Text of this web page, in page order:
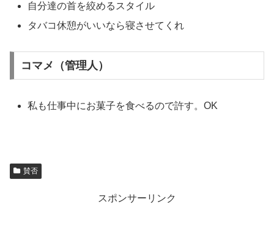
自分達の首を絞めるスタイル
タバコ休憩がいいなら寝させてくれ
コマメ（管理人）
私も仕事中にお菓子を食べるので許す。OK
賛否
スポンサーリンク